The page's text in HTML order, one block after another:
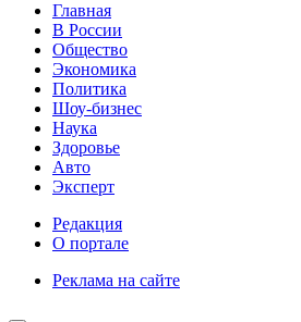
Главная
В России
Общество
Экономика
Политика
Шоу-бизнес
Наука
Здоровье
Авто
Эксперт
Редакция
О портале
Реклама на сайте